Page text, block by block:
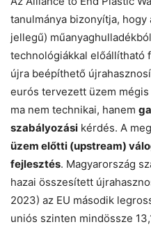
tanulmánya bizonyítja,
jellegű)
technológiákkal előállítható
újra beépíthető
eurós tervezett üzem
ma nem technikai, hanem
szabályozási kérdés. A
üzem előtti (upstream)
fejlesztés. Magyarország
hazai összesített
2023) az EU második
uniós szinten mindössze